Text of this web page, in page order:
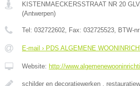
KISTENMAECKERSSTRAAT NR 20 GLV
(Antwerpen)
Tel: 032722602, Fax: 032725523, BTW-
E-mail › PDS ALGEMENE
Website: http://
schilder en decoratiewerken ,